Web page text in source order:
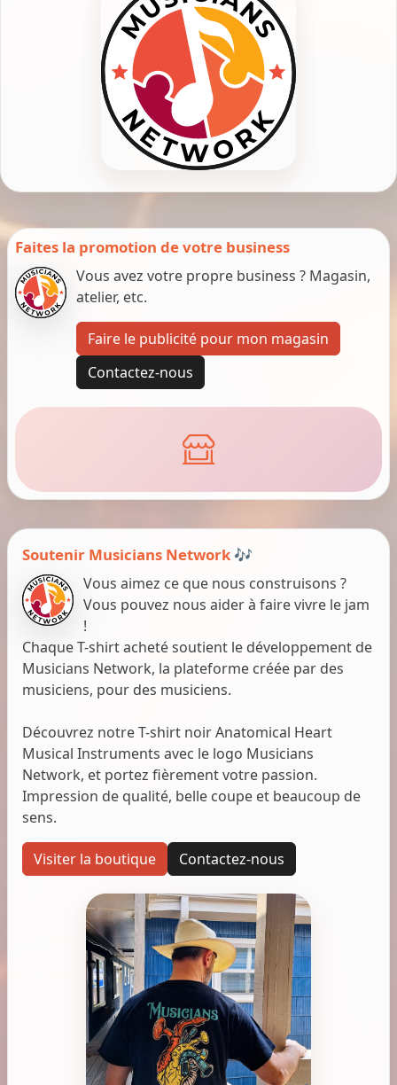
Faites la promotion de votre business
Vous avez votre propre business ? Magasin,
atelier, etc.
Faire le publicité pour mon magasin
Contactez-nous
Soutenir Musicians Network 🎶
Vous aimez ce que nous construisons ?
Vous pouvez nous aider à faire vivre le jam
!
Chaque T-shirt acheté soutient le développement de
Musicians Network, la plateforme créée par des
musiciens, pour des musiciens.
Découvrez notre T-shirt noir Anatomical Heart
Musical Instruments avec le logo Musicians
Network, et portez fièrement votre passion.
Impression de qualité, belle coupe et beaucoup de
sens.
Visiter la boutique Contactez-nous